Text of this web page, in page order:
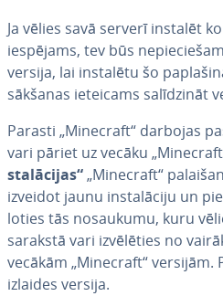
Ja vēlies savā serverī instalēt
iespējams, tev būs
versija, lai instalētu šo
sākšanas ieteicams sa­lī­dzi­nāt
Parasti „Minecraft“ darbojas
vari pāriet uz vecāku
sta­lā­ci­jas“„Minecraft“
izveidot jaunu in­sta­lā­ci­ju un
lo­ties tās nosaukumu, kuru
sarakstā vari iz­vē­lē­ties no
vecākām „Minecraft“ versijām.
izlaides versija.